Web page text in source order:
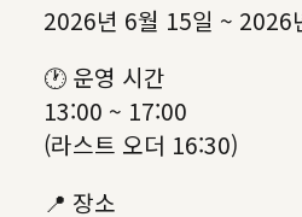
2026년 6월 15일 ~ 2026
🕐 운영 시간
13:00 ~ 17:00
(라스트 오더 16:30)
📍 장소